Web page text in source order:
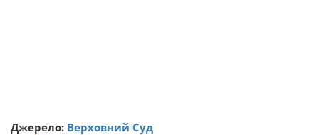
Джерело: Верховний Суд